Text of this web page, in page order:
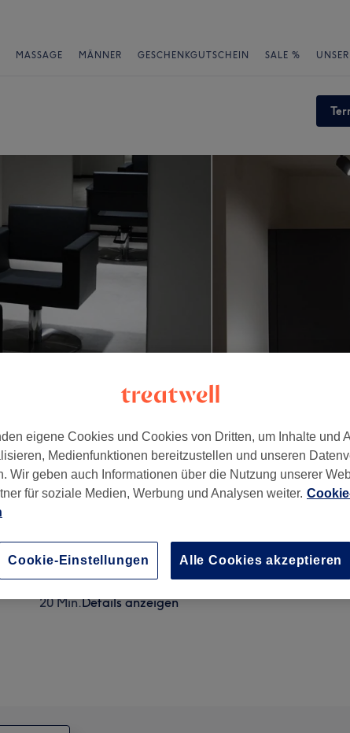
MASSAGE MÄNNER GESCHENKGUTSCHEIN SALE %
am Main, 60313
15 Min.Details anzeigen
Augenbrauen färben & zupfen
20 Min.Details anzeigen
eigene Cookies und Cookies von Dritten, um Inhalte und
Medienfunktionen bereitzustellen und unseren
Wir geben auch Informationen über die Nutzung unserer
für soziale Medien, Werbung und Analysen weiter.
Cookie-Einstellungen Alle Cookies akzeptieren